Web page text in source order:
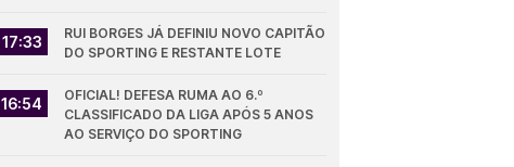
17:33
RUI BORGES JÁ DEFINIU NOVO CAPITÃO
DO SPORTING E RESTANTE LOTE
16:54
OFICIAL! DEFESA RUMA AO 6.º
CLASSIFICADO DA LIGA APÓS 5 ANOS
AO SERVIÇO DO SPORTING